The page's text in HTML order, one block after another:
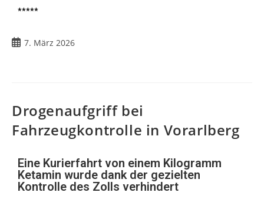
*****
7. März 2026
Drogenaufgriff bei
Fahrzeugkontrolle in Vorarlberg
Eine Kurierfahrt von einem Kilogramm
Ketamin wurde dank der gezielten
Kontrolle des Zolls verhindert